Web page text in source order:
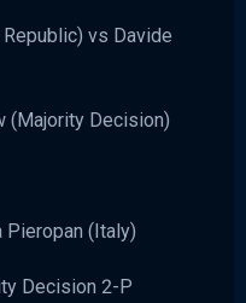
vs Davide
(Majority Decision)
Pieropan (Italy)
Decision 2-P